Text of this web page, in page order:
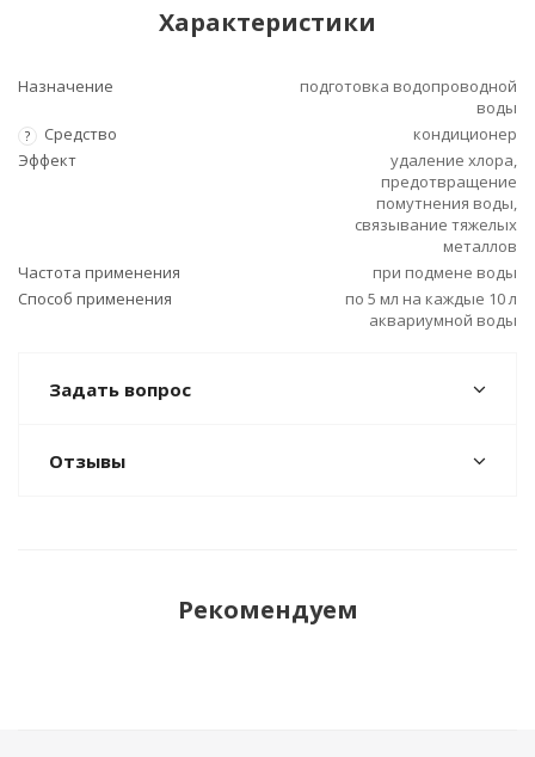
Характеристики
Назначение
подготовка водопроводной
воды
? Средство
кондиционер
Эффект
удаление хлора,
предотвращение
помутнения воды,
связывание тяжелых
металлов
Частота применения
при подмене воды
Способ применения
по 5 мл на каждые 10 л
аквариумной воды
Задать вопрос
Отзывы
Рекомендуем